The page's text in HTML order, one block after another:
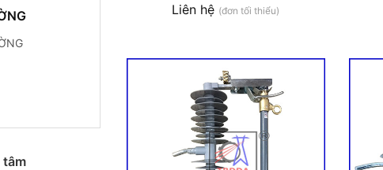
tâm
Liên hệ (đơn tối thiểu)